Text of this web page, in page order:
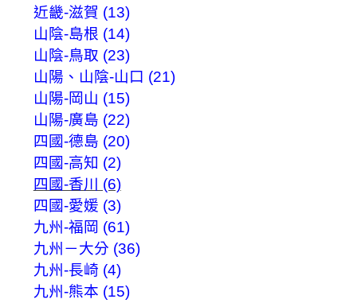
近畿-滋賀 (13)
山陰-島根 (14)
山陰-鳥取 (23)
山陽、山陰-山口 (21)
山陽-岡山 (15)
山陽-廣島 (22)
四國-德島 (20)
四國-高知 (2)
四國-香川 (6)
四國-愛媛 (3)
九州-福岡 (61)
九州－大分 (36)
九州-長崎 (4)
九州-熊本 (15)